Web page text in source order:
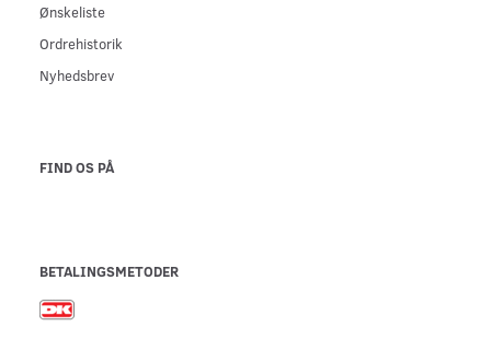
Ønskeliste
Ordrehistorik
Nyhedsbrev
FIND OS PÅ
BETALINGSMETODER